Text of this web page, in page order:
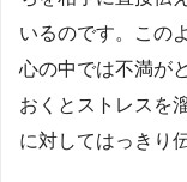
いるのです。この
心の中では不満が
おくとストレスを
に対してはっきり